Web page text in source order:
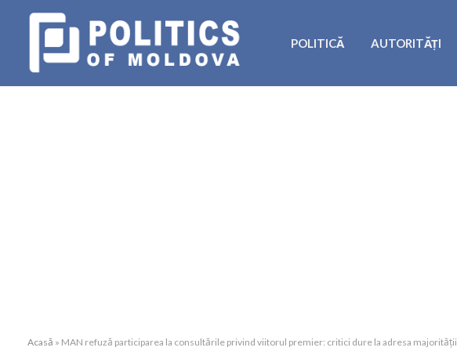
POLITICĂ AUTORITĂȚI
Acasă » MAN refuză participarea la consultările privind viitorul premier: critici dure la adresa majorității